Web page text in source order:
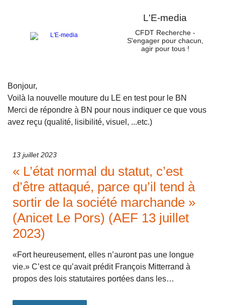
L'E-media
CFDT Recherche -
S'engager pour chacun,
agir pour tous !
Bonjour,
Voilà la nouvelle mouture du LE en test pour le BN
Merci de répondre à BN pour nous indiquer ce que vous
avez reçu (qualité, lisibilité, visuel, ...etc.)
13 juillet 2023
« L’état normal du statut, c’est
d’être attaqué, parce qu’il tend à
sortir de la société marchande »
(Anicet Le Pors) (AEF 13 juillet
2023)
«Fort heureusement, elles n’auront pas une longue
vie.» C’est ce qu’avait prédit François Mitterrand à
propos des lois statutaires portées dans les…